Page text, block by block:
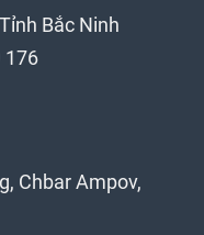
Bắc Ninh
176
Chbar Ampov,